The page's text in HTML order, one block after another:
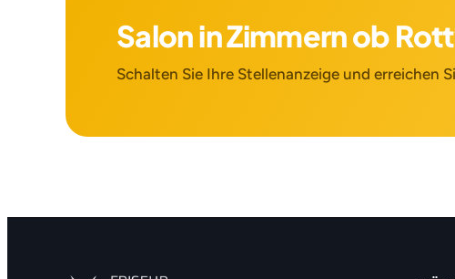
Salon in Zimmern ob
Schalten Sie Ihre Stellenanzeige und erreichen